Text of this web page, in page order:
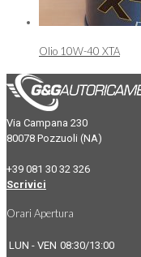
Olio 10W-40 XTA
Via Campana 230
80078 Pozzuoli (NA)
+39 081 30 32 326
Scrivici
Orari Apertura
LUN - VEN 08:30/13:00